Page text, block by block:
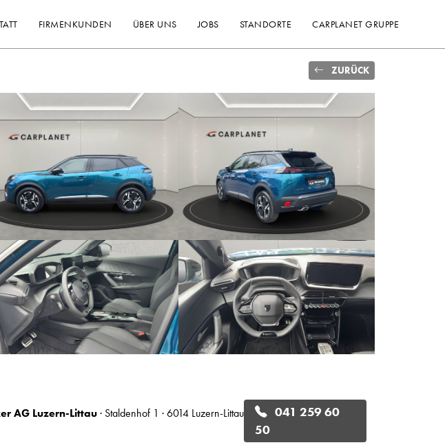
FIRMENKUNDEN ÜBER UNS JOBS STANDORTE CARPLANET GRUPPE
ZURÜCK
Bild
AG Luzern-Littau· Staldenhof 1 · 6014 Luzern-Littau
041 259 60
50